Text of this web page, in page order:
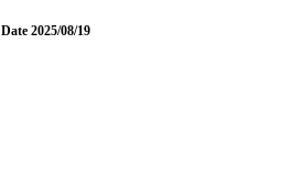
Date 2025/08/19